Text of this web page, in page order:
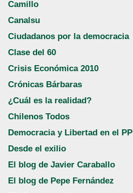
Camillo
Canalsu
Ciudadanos por la democracia
Clase del 60
Crisis Económica 2010
Crónicas Bárbaras
¿Cuál es la realidad?
Chilenos Todos
Democracia y Libertad en el PP
Desde el exilio
El blog de Javier Caraballo
El blog de Pepe Fernández